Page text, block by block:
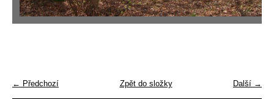
← Předchozí Další →
Zpět do složky